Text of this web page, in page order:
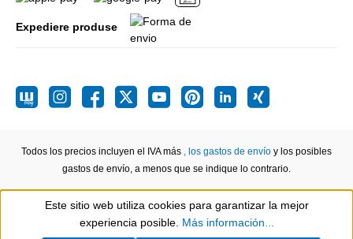
Expediere produse
Todos los precios incluyen el IVA más , los gastos de envío y los posibles
gastos de envío, a menos que se indique lo contrario.
Show toolbar
Este sitio web utiliza cookies para garantizar la mejor
experiencia posible. Más información...